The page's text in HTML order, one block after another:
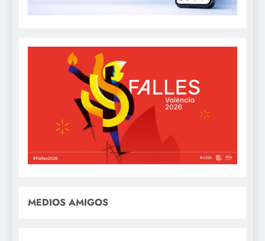
MEDIOS AMIGOS